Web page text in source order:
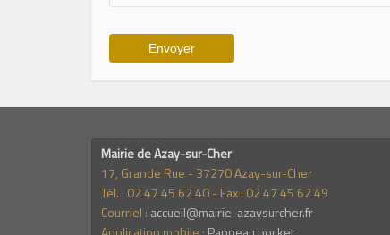
Mairie de Azay-sur-Cher
17, Grande Rue - 37270 Azay-sur-Cher
Tél. : 02 47 45 62 40 - Fax : 02 47 45 62 49
Courriel : accueil@mairie-azaysurcher.fr